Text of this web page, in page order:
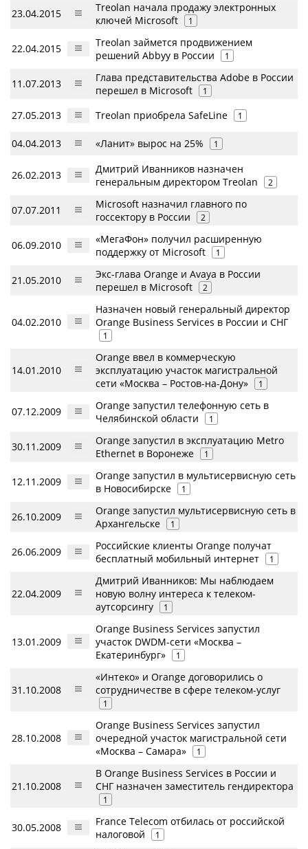
23.04.2015
Treolan начала продажу электронных
ключей Microsoft
1
22.04.2015
Treolan займется продвижением
решений Abbyy в России
1
11.07.2013
Глава представительства Adobe в России
перешел в Microsoft
1
27.05.2013 Treolan приобрела SafeLine 1
04.04.2013 «Ланит» вырос на 25% 1
26.02.2013
Дмитрий Иванников назначен
генеральным директором Treolan
2
07.07.2011
Microsoft назначил главного по
госсектору в России
2
06.09.2010
«МегаФон» получил расширенную
поддержку от Microsoft
1
21.05.2010
Экс-глава Orange и Avaya в России
перешел в Microsoft
2
04.02.2010
Назначен новый генеральный директор
Orange Business Services в России и СНГ
1
14.01.2010
Orange ввел в коммерческую
эксплуатацию участок магистральной
сети «Москва – Ростов-на-Дону»
1
07.12.2009
Orange запустил телефонную сеть в
Челябинской области
1
30.11.2009
Orange запустил в эксплуатацию Metro
Ethernet в Воронеже
1
12.11.2009
Orange запустил в мультисервисную сеть
в Новосибирске
1
26.10.2009
Orange запустил мультисервисную сеть в
Архангельске
1
26.06.2009
Российские клиенты Orange получат
бесплатный мобильный интернет
1
22.04.2009
Дмитрий Иванников: Мы наблюдаем
новую волну интереса к телеком-
аутсорсингу
1
13.01.2009
Orange Business Services запустил
участок DWDM-сети «Москва –
Екатеринбург»
1
31.10.2008
«Интеко» и Orange договорились о
сотрудничестве в сфере телеком-услуг
1
28.10.2008
Orange Business Services запустил
очередной участок магистральной сети
«Москва – Самара»
1
21.10.2008
В Orange Business Services в России и
СНГ назначен заместитель гендиректора
1
30.05.2008
France Telecom отбилась от российской
налоговой
1